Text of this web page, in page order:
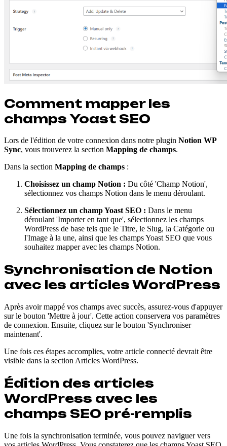
Comment mapper les
champs Yoast SEO
Lors de l'édition de votre connexion dans notre plugin Notion WP
Sync, vous trouverez la section Mapping de champs.
Dans la section Mapping de champs :
Choisissez un champ Notion : Du côté 'Champ Notion',
sélectionnez vos champs Notion dans le menu déroulant.
Sélectionnez un champ Yoast SEO : Dans le menu
déroulant 'Importer en tant que', sélectionnez les champs
WordPress de base tels que le Titre, le Slug, la Catégorie ou
l'Image à la une, ainsi que les champs Yoast SEO que vous
souhaitez mapper avec les champs Notion.
Synchronisation de Notion
avec les articles WordPress
Après avoir mappé vos champs avec succès, assurez-vous d'appuyer
sur le bouton 'Mettre à jour'. Cette action conservera vos paramètres
de connexion. Ensuite, cliquez sur le bouton 'Synchroniser
maintenant'.
Une fois ces étapes accomplies, votre article connecté devrait être
visible dans la section Articles WordPress.
Édition des articles
WordPress avec les
champs SEO pré-remplis
Une fois la synchronisation terminée, vous pouvez naviguer vers